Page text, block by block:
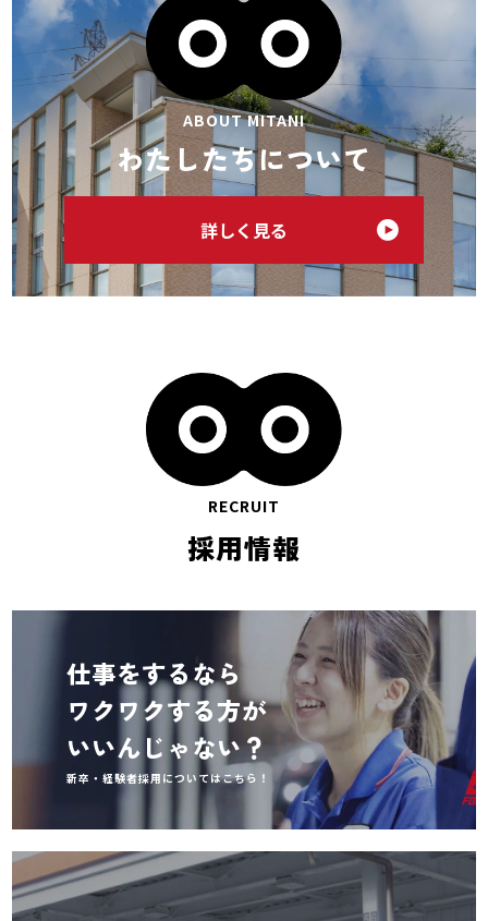
ABOUT MITANI
わたしたちについて
詳しく見る
RECRUIT
採用情報
仕事をするなら
ワクワクする方が
いいんじゃない？
新卒・経験者採用についてはこちら！